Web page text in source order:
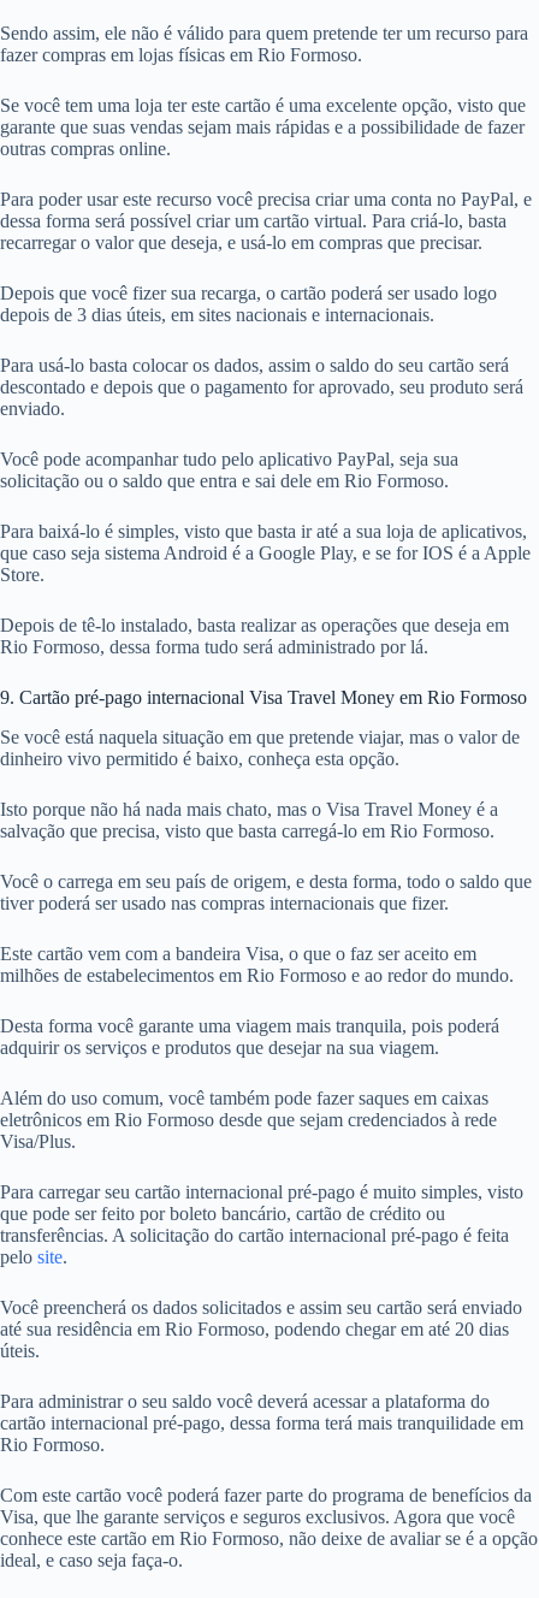
Sendo assim, ele não é válido para quem pretende ter um recurso para
fazer compras em lojas físicas em Rio Formoso.
Se você tem uma loja ter este cartão é uma excelente opção, visto que
garante que suas vendas sejam mais rápidas e a possibilidade de fazer
outras compras online.
Para poder usar este recurso você precisa criar uma conta no PayPal, e
dessa forma será possível criar um cartão virtual. Para criá-lo, basta
recarregar o valor que deseja, e usá-lo em compras que precisar.
Depois que você fizer sua recarga, o cartão poderá ser usado logo
depois de 3 dias úteis, em sites nacionais e internacionais.
Para usá-lo basta colocar os dados, assim o saldo do seu cartão será
descontado e depois que o pagamento for aprovado, seu produto será
enviado.
Você pode acompanhar tudo pelo aplicativo PayPal, seja sua
solicitação ou o saldo que entra e sai dele em Rio Formoso.
Para baixá-lo é simples, visto que basta ir até a sua loja de aplicativos,
que caso seja sistema Android é a Google Play, e se for IOS é a Apple
Store.
Depois de tê-lo instalado, basta realizar as operações que deseja em
Rio Formoso, dessa forma tudo será administrado por lá.
9. Cartão pré-pago internacional Visa Travel Money em Rio Formoso
Se você está naquela situação em que pretende viajar, mas o valor de
dinheiro vivo permitido é baixo, conheça esta opção.
Isto porque não há nada mais chato, mas o Visa Travel Money é a
salvação que precisa, visto que basta carregá-lo em Rio Formoso.
Você o carrega em seu país de origem, e desta forma, todo o saldo que
tiver poderá ser usado nas compras internacionais que fizer.
Este cartão vem com a bandeira Visa, o que o faz ser aceito em
milhões de estabelecimentos em Rio Formoso e ao redor do mundo.
Desta forma você garante uma viagem mais tranquila, pois poderá
adquirir os serviços e produtos que desejar na sua viagem.
Além do uso comum, você também pode fazer saques em caixas
eletrônicos em Rio Formoso desde que sejam credenciados à rede
Visa/Plus.
Para carregar seu cartão internacional pré-pago é muito simples, visto
que pode ser feito por boleto bancário, cartão de crédito ou
transferências. A solicitação do cartão internacional pré-pago é feita
pelo site.
Você preencherá os dados solicitados e assim seu cartão será enviado
até sua residência em Rio Formoso, podendo chegar em até 20 dias
úteis.
Para administrar o seu saldo você deverá acessar a plataforma do
cartão internacional pré-pago, dessa forma terá mais tranquilidade em
Rio Formoso.
Com este cartão você poderá fazer parte do programa de benefícios da
Visa, que lhe garante serviços e seguros exclusivos. Agora que você
conhece este cartão em Rio Formoso, não deixe de avaliar se é a opção
ideal, e caso seja faça-o.